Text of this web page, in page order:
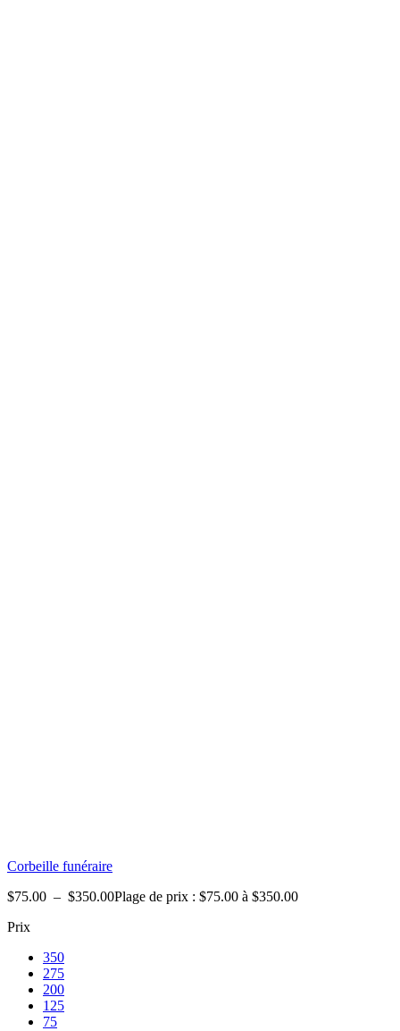
Corbeille funéraire
$75.00 – $350.00Plage de prix : $75.00 à $350.00
Prix
350
275
200
125
75